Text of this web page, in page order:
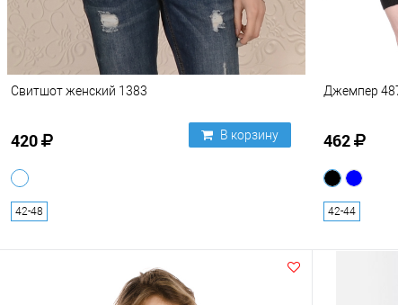
Свитшот женский 1383
420 В корзину
42-48
Джемпер
462
42-44